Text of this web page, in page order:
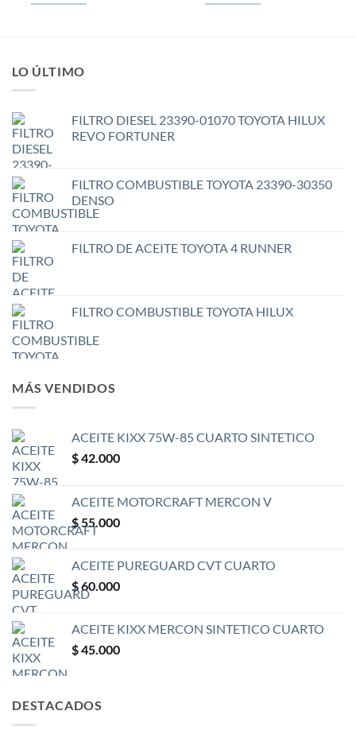
LO ÚLTIMO
FILTRO DIESEL 23390-01070 TOYOTA HILUX
REVO FORTUNER
FILTRO COMBUSTIBLE TOYOTA 23390-30350
DENSO
FILTRO DE ACEITE TOYOTA 4 RUNNER
FILTRO COMBUSTIBLE TOYOTA HILUX
MÁS VENDIDOS
ACEITE KIXX 75W-85 CUARTO SINTETICO
$42.000
ACEITE MOTORCRAFT MERCON V
$55.000
ACEITE PUREGUARD CVT CUARTO
$60.000
ACEITE KIXX MERCON SINTETICO CUARTO
$45.000
DESTACADOS